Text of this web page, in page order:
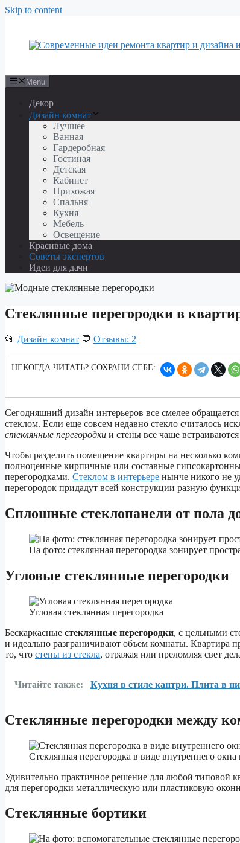
Skip to content
Menu
Декор
Дизайн комнат
Лучшее
Ванная
Гардеробная
Гостиная
Детская
Кабинет
Прихожая
Спальня
Кухня
Мебель
Освещение
Красивые дома
Советы экспертов
Идеи для дачи
Стеклянные перегородки в
📂 Дизайн комнат 💬 Отзывы: 2
НЕКОГДА ЧИТАТЬ? СОХРАНИ СЕБЕ:
Сегодняшний дизайн интерьеров все смелее
стеклом. Если еще совсем недавно стекло считалось
стеклянные перегородки и стены все чаще
Чтобы разделить помещение квартиры на несколько
полноценные кирпичные или составные
перегородками. Стеклом в интерьере нынче никого не
перегородок придадут всей конструкции разную
Сплошные стеклопанели от пола
На фото: стеклянная перегородка зонирует
Угловые стеклянные перегородки
Угловая стеклянная перегородка
Бескаркасные стеклянные перегородки, с цельными
и идеально разграничивают объем комнаты. Квартира
то, что стены из стекла, отражая или преломляя свет
Читайте также: Кухня в стиле кантри. Плита в
Стеклянные перегородки между
Стеклянная перегородка в виде внутреннего
Удивительно практичное решение для любой типовой
для перегородки металлическую или пластиковую
Стеклянные бортики